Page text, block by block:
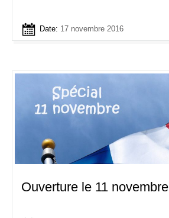
Date: 17 novembre 2016
Ouverture le 11 novembre